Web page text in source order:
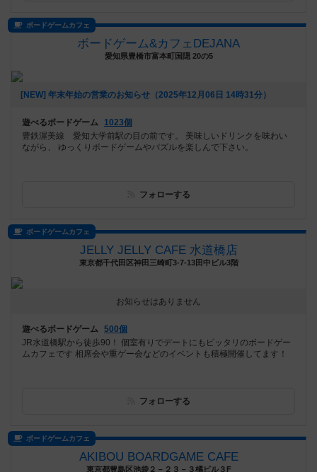
ボードゲームカフェ
ボードゲーム&カフェDEJANA
愛知県豊橋市富本町国隠 20の5
[NEW] 年末年始の営業のお知らせ（2025年12月06日 14時31分）
遊べるボードゲーム
1023個
豊鉄渥美線 愛知大学前駅の目の前です。 美味しいドリンクを味わい
ながら、 ゆっくりボードゲームやパズルを楽しんで下さい。
フォローする
ボードゲームカフェ
JELLY JELLY CAFE 水道橋店
東京都千代田区神田三崎町3-7-13田中ビル3階
お知らせはありません
遊べるボードゲーム 500個
JR水道橋駅から徒歩90！ 個室有りでデートにもピッタリのボードゲー
ムカフェです 相席会や重ゲー会などのイベントも積極開催してます！
フォローする
ボードゲームカフェ
AKIBOU BOARDGAME CAFE
東京都豊島区池袋２－２３－３橘ビル３F